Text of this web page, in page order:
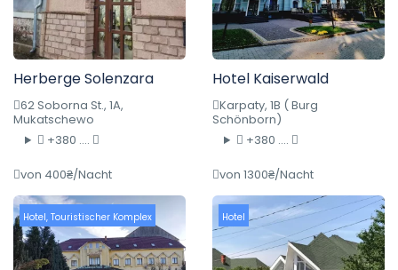
Herberge Solenzara
62 Soborna St., 1A,
Mukatschewo
+380 ....
von 400₴/Nacht
Hotel Kaiserwald
Karpaty, 1B ( Burg
Schönborn)
+380 ....
von 1300₴/Nacht
Hotel, Touristischer Komplex Hotel